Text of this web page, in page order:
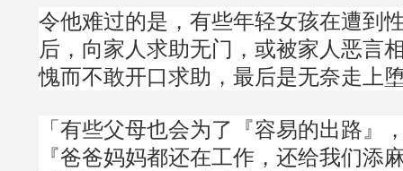
令他难过的是，有些年轻女孩在遭到
后，向家人求助无门，或被家人恶言
愧而不敢开口求助，最后是无奈走上
「有些父母也会为了『容易的出路』
『爸爸妈妈都还在工作，还给我们添